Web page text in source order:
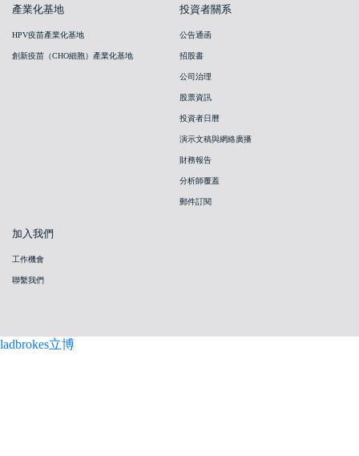
產業化基地
HPV疫苗產業化基地
創新疫苗（CHO細胞）產業化基地
投資者關系
公告通函
招股書
公司治理
股票資訊
投資者日曆
演示文稿與網絡廣播
財務報告
分析師覆蓋
郵件訂閱
加入我們
工作機會
聯繫我們
ladbrokes立博